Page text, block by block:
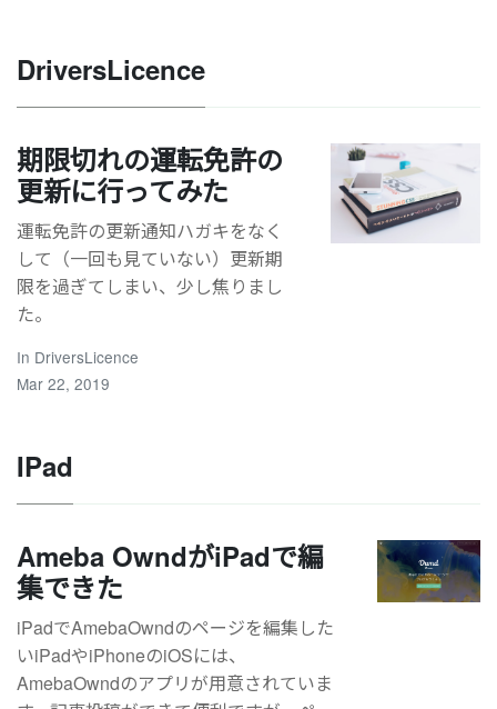
DriversLicence
期限切れの運転免許の
更新に行ってみた
運転免許の更新通知ハガキをなく
して（一回も見ていない）更新期
限を過ぎてしまい、少し焦りまし
た。
In DriversLicence
Mar 22, 2019
IPad
Ameba OwndがiPadで編
集できた
iPadでAmebaOwndのページを編集した
いiPadやiPhoneのiOSには、
AmebaOwndのアプリが用意されていま